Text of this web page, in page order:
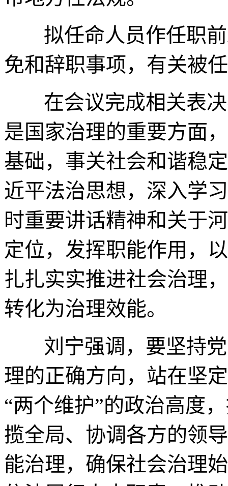
拟任命人员作任职
免和辞职事项，有关被
在会议完成相关表
是国家治理的重要方面
基础，事关社会和谐稳
近平法治思想，深入学
时重要讲话精神和关于
定位，发挥职能作用，
扎扎实实推进社会治理
转化为治理效能。
刘宁强调，要坚持
理的正确方向，站在坚
“两个维护”的政治高度
揽全局、协调各方的领
能治理，确保社会治理